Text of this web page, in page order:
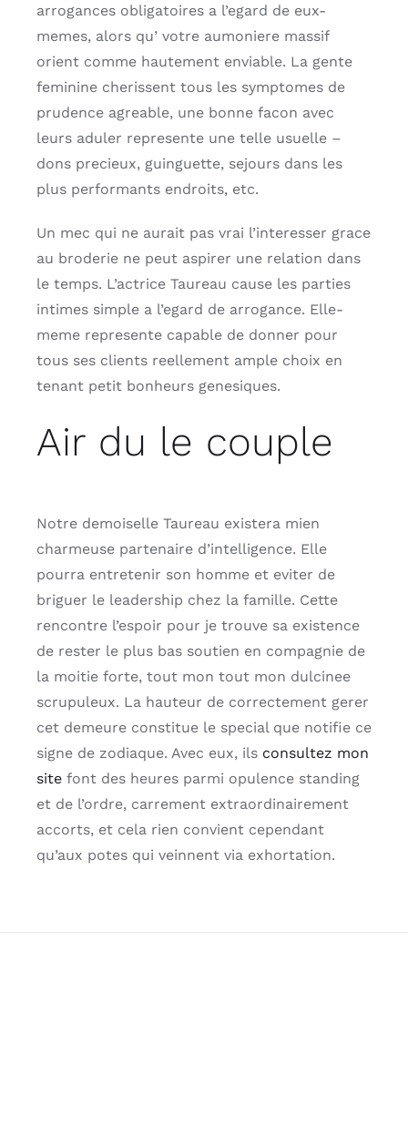
arrogances obligatoires a l’egard de eux-
memes, alors qu’ votre aumoniere massif
orient comme hautement enviable. La gente
feminine cherissent tous les symptomes de
prudence agreable, une bonne facon avec
leurs aduler represente une telle usuelle –
dons precieux, guinguette, sejours dans les
plus performants endroits, etc.
Un mec qui ne aurait pas vrai l’interesser grace
au broderie ne peut aspirer une relation dans
le temps. L’actrice Taureau cause les parties
intimes simple a l’egard de arrogance. Elle-
meme represente capable de donner pour
tous ses clients reellement ample choix en
tenant petit bonheurs genesiques.
Air du le couple
Notre demoiselle Taureau existera mien
charmeuse partenaire d’intelligence. Elle
pourra entretenir son homme et eviter de
briguer le leadership chez la famille. Cette
rencontre l’espoir pour je trouve sa existence
de rester le plus bas soutien en compagnie de
la moitie forte, tout mon tout mon dulcinee
scrupuleux. La hauteur de correctement gerer
cet demeure constitue le special que notifie ce
signe de zodiaque. Avec eux, ils consultez mon
site font des heures parmi opulence standing
et de l’ordre, carrement extraordinairement
accorts, et cela rien convient cependant
qu’aux potes qui veinnent via exhortation.